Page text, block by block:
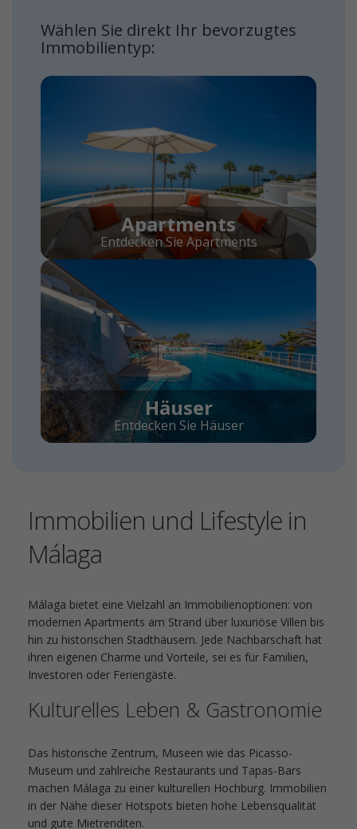
Wählen Sie direkt Ihr bevorzugtes
Immobilientyp:
Apartments
Entdecken Sie Apartments
Häuser
Entdecken Sie Häuser
Immobilien und Lifestyle in
Málaga
Málaga bietet eine Vielzahl an Immobilienoptionen: von
modernen Apartments am Strand über luxuriöse Villen bis
hin zu historischen Stadthäusern. Jede Nachbarschaft hat
ihren eigenen Charme und Vorteile, sei es für Familien,
Investoren oder Feriengäste.
Kulturelles Leben & Gastronomie
Das historische Zentrum, Museen wie das Picasso-
Museum und zahlreiche Restaurants und Tapas-Bars
machen Málaga zu einer kulturellen Hochburg. Immobilien
in der Nähe dieser Hotspots bieten hohe Lebensqualität
und gute Mietrenditen.